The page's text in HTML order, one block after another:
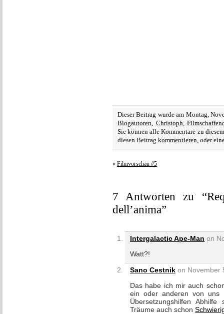
Dieser Beitrag wurde am Montag,
Blogautoren, Christoph,
Sie können alle Kommentare zu
diesen Beitrag kommentieren, oder
« Filmvorschau #5
7 Antworten zu
dell’anima”
Intergalactic Ape-Man on
Watt?!
Sano Cestnik on November
Das habe ich mir auch
ein oder anderen von uns
Übersetzungshilfen
Träume auch schon